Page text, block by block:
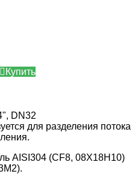
Купить
DN32
для разделения потока
AISI304 (CF8, 08Х18Н10)